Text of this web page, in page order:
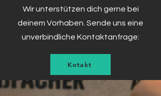
Wir unterstützen dich gerne bei
deinem Vorhaben. Sende uns eine
unverbindliche Kontaktanfrage:
Kotakt